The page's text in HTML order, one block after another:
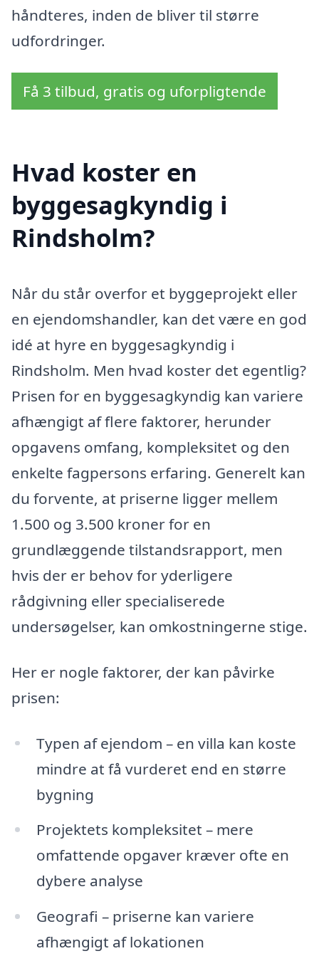
håndteres, inden de bliver til større
udfordringer.
Få 3 tilbud, gratis og uforpligtende
Hvad koster en
byggesagkyndig i
Rindsholm?
Når du står overfor et byggeprojekt eller
en ejendomshandler, kan det være en god
idé at hyre en byggesagkyndig i
Rindsholm. Men hvad koster det egentlig?
Prisen for en byggesagkyndig kan variere
afhængigt af flere faktorer, herunder
opgavens omfang, kompleksitet og den
enkelte fagpersons erfaring. Generelt kan
du forvente, at priserne ligger mellem
1.500 og 3.500 kroner for en
grundlæggende tilstandsrapport, men
hvis der er behov for yderligere
rådgivning eller specialiserede
undersøgelser, kan omkostningerne stige.
Her er nogle faktorer, der kan påvirke
prisen:
Typen af ejendom – en villa kan koste
mindre at få vurderet end en større
bygning
Projektets kompleksitet – mere
omfattende opgaver kræver ofte en
dybere analyse
Geografi – priserne kan variere
afhængigt af lokationen